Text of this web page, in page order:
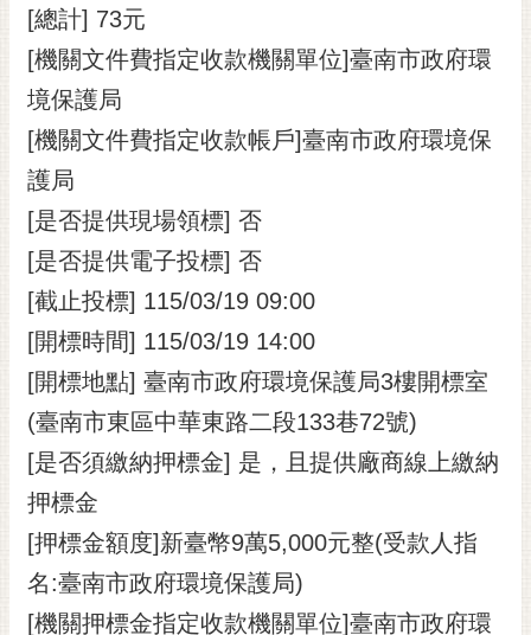
[總計] 73元
[機關文件費指定收款機關單位]臺南市政府環
境保護局
[機關文件費指定收款帳戶]臺南市政府環境保
護局
[是否提供現場領標] 否
[是否提供電子投標] 否
[截止投標] 115/03/19 09:00
[開標時間] 115/03/19 14:00
[開標地點] 臺南市政府環境保護局3樓開標室
(臺南市東區中華東路二段133巷72號)
[是否須繳納押標金] 是，且提供廠商線上繳納
押標金
[押標金額度]新臺幣9萬5,000元整(受款人指
名:臺南市政府環境保護局)
[機關押標金指定收款機關單位]臺南市政府環